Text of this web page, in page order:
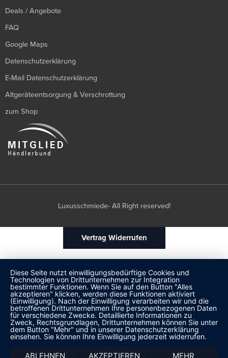
Deals / Angebote
FAQ
Google Maps
Datenschutzerklärung
E-Mail Datenschutzerklärung
Altgeräteentsorgung & Verschrottung
zum Shop
Luxusschmiede- All Right reserved!
Vertrag Widerrufen
Diese Seite nutzt einwilligungsbedürftige Cookies und
Technologien von Drittunternehmen zur Integration
bestimmter Funktionen. Wenn Sie auf den Button "Alles
akzeptieren" klicken, werden diese Funktionen aktiviert
(Einwilligung). Nach der Einwilligung verarbeiten wir und die
betroffenen Drittunternehmen Ihre personenbezogenen Daten
für verschiedene Zwecke. Detaillierte Informationen zu
Zweck, Rechtsgrundlagen, Drittunternehmen können Sie unter
dem Button "Mehr" und in unserer Datenschutzerklärung
einsehen. Sie können Ihre Einwilligung jederzeit widerrufen.
ABLEHNEN AKZEPTIEREN MEHR